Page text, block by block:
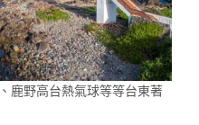
鹿野高台熱氣球等等台東著